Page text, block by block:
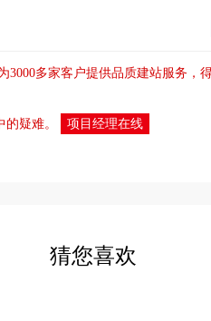
3000多家客户提供品质建站服务，
疑难。 项目经理在线
猜您喜欢